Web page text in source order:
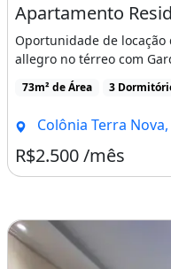
Apartamento
Oportunidade de
allegro no térreo com
73m² de Área 3
Colônia Terra
R$2.500 /mês